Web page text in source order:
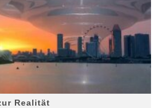
Realität